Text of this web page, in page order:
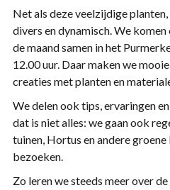
Net als deze veelzijdige
divers en dynamisch. We
de maand samen in het
12.00 uur. Daar maken we
creaties met planten en
We delen ook tips, ervaringen
dat is niet alles: we gaan ook
tuinen, Hortus en andere
bezoeken.
Zo leren we steeds meer over